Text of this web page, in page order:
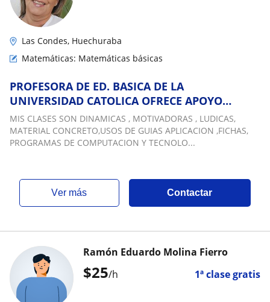
Las Condes, Huechuraba
Matemáticas: Matemáticas básicas
PROFESORA DE ED. BASICA DE LA
UNIVERSIDAD CATOLICA OFRECE APOYO
PEDAGOGICO de Kinder a 6° basico Y
PSICOPEDAGOGICO
MIS CLASES SON DINAMICAS , MOTIVADORAS , LUDICAS,
MATERIAL CONCRETO,USOS DE GUIAS APLICACION ,FICHAS,
PROGRAMAS DE COMPUTACION Y TECNOLO...
ver más Contactar
$25/h 1ª clase gratis
Ramón Eduardo Molina Fierro